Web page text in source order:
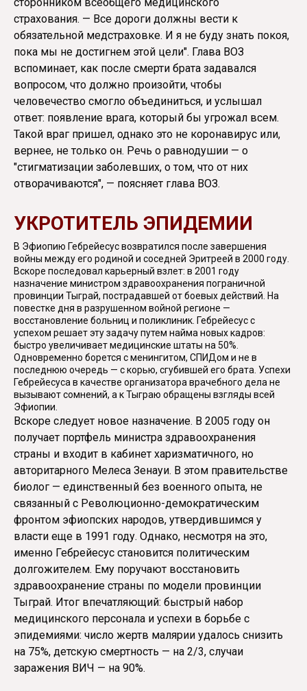
сторонником всеобщего медицинского
страхования. — Все дороги должны вести к
обязательной медстраховке. И я не буду знать покоя,
пока мы не достигнем этой цели". Глава ВОЗ
вспоминает, как после смерти брата задавался
вопросом, что должно произойти, чтобы
человечество смогло объединиться, и услышал
ответ: появление врага, который бы угрожал всем.
Такой враг пришел, однако это не коронавирус или,
вернее, не только он. Речь о равнодушии — о
"стигматизации заболевших, о том, что от них
отворачиваются", — поясняет глава ВОЗ.
УКРОТИТЕЛЬ ЭПИДЕМИИ
В Эфиопию Гебрейесус возвратился после завершения
войны между его родиной и соседней Эритреей в 2000 году.
Вскоре последовал карьерный взлет: в 2001 году
назначение министром здравоохранения пограничной
провинции Тыграй, пострадавшей от боевых действий. На
повестке дня в разрушенном войной регионе —
восстановление больниц и поликлиник. Гебрейесус с
успехом решает эту задачу путем найма новых кадров:
быстро увеличивает медицинские штаты на 50%.
Одновременно борется с менингитом, СПИДом и не в
последнюю очередь — с корью, сгубившей его брата. Успехи
Гебрейесуса в качестве организатора врачебного дела не
вызывают сомнений, а к Тыграю обращены взгляды всей
Эфиопии.
Вскоре следует новое назначение. В 2005 году он
получает портфель министра здравоохранения
страны и входит в кабинет харизматичного, но
авторитарного Мелеса Зенауи. В этом правительстве
биолог — единственный без военного опыта, не
связанный с Революционно-демократическим
фронтом эфиопских народов, утвердившимся у
власти еще в 1991 году. Однако, несмотря на это,
именно Гебрейесус становится политическим
долгожителем. Ему поручают восстановить
здравоохранение страны по модели провинции
Тыграй. Итог впечатляющий: быстрый набор
медицинского персонала и успехи в борьбе с
эпидемиями: число жертв малярии удалось снизить
на 75%, детскую смертность — на 2/3, случаи
заражения ВИЧ — на 90%.